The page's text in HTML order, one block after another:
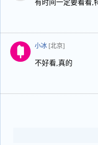
有时间一定要看看,
小冰 [北京]
不好看,真的